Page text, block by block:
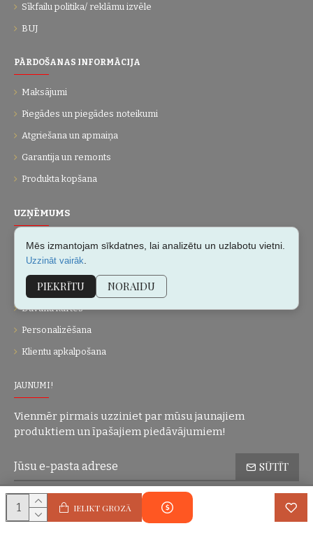
IELIKT GROZĀ
Sīkfailu politika/ reklāmu izvēle
BUJ
PĀRDOŠANAS INFORMĀCIJA
Maksājumi
Piegādes un piegādes noteikumi
Atgriešana un apmaiņa
Garantija un remonts
Produkta kopšana
UZŅĒMUMS
Par mums
Kontakti
Vietnes karte
Dāvanu kartes
Personalizēšana
Klientu apkalpošana
JAUNUMI!
Vienmēr pirmais uzziniet par mūsu jaunajiem
produktiem un īpašajiem piedāvājumiem!
SŪTĪT
Esmu iepazinies(-usies) ar sadaļu Konfidencialitātes politika
piekrītu visiem minētajiem noteikumiem
Mēs izmantojam sīkdatnes, lai analizētu un uzlabotu vietni.
Uzzināt vairāk
PIEKRĪTU NORAIDU